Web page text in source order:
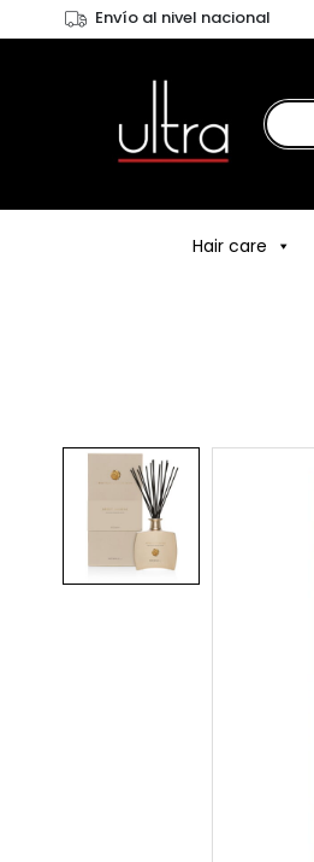
Envío al nivel nacional
Hair care